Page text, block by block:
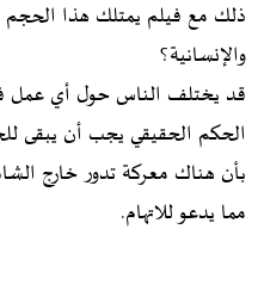
ذلك مع فيلم يمتلك هذا الحجم
والإنسانية؟
قد يختلف الناس حول أي عمل
الحكم الحقيقي يجب أن يبقى
بأن هناك معركة تدور خارج
مما يدعو للاتهام.